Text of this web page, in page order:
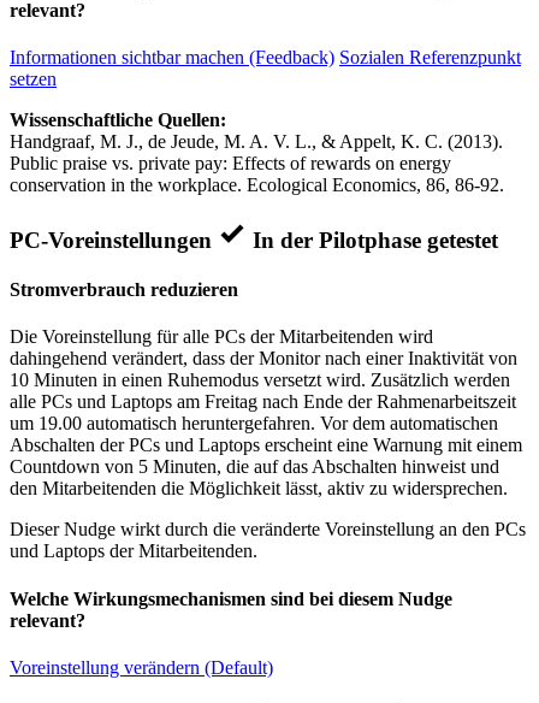
relevant?
Informationen sichtbar machen (Feedback) Sozialen Referenzpunkt
setzen
Wissenschaftliche Quellen:
Handgraaf, M. J., de Jeude, M. A. V. L., & Appelt, K. C. (2013).
Public praise vs. private pay: Effects of rewards on energy
conservation in the workplace. Ecological Economics, 86, 86-92.
PC-Voreinstellungen In der Pilotphase getestet
Stromverbrauch reduzieren
Die Voreinstellung für alle PCs der Mitarbeitenden wird
dahingehend verändert, dass der Monitor nach einer Inaktivität von
10 Minuten in einen Ruhemodus versetzt wird. Zusätzlich werden
alle PCs und Laptops am Freitag nach Ende der Rahmenarbeitszeit
um 19.00 automatisch heruntergefahren. Vor dem automatischen
Abschalten der PCs und Laptops erscheint eine Warnung mit einem
Countdown von 5 Minuten, die auf das Abschalten hinweist und
den Mitarbeitenden die Möglichkeit lässt, aktiv zu widersprechen.
Dieser Nudge wirkt durch die veränderte Voreinstellung an den PCs
und Laptops der Mitarbeitenden.
Welche Wirkungsmechanismen sind bei diesem Nudge
relevant?
Voreinstellung verändern (Default)